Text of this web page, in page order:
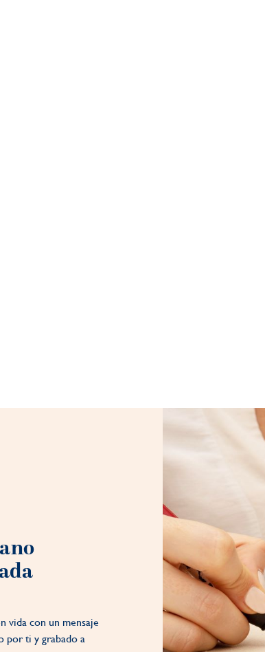
vida con un mensaje
por ti y grabado a